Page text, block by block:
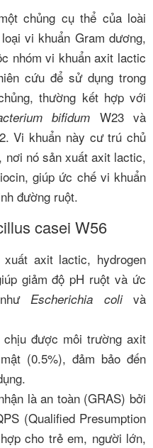
chủng cụ thể của loài
vi khuẩn Gram dương,
nhóm vi khuẩn axit lactic
cứu để sử dụng trong
thường kết hợp với
bifidum W23 và
Vi khuẩn này cư trú chủ
nơi nó sản xuất axit lactic,
giúp ức chế vi khuẩn
đường ruột.
casei W56
axit lactic, hydrogen
giảm độ pH ruột và ức
Escherichia colivà
chịu được môi trường axit
(0.5%), đảm bảo đến
là an toàn (GRAS) bởi
(Qualified Presumption
cho trẻ em, người lớn,